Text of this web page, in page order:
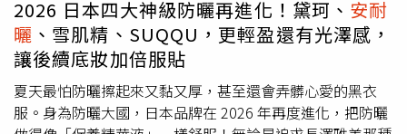
來陪伴無數人成長的《樂一通》角色加入球場。全新
「Looney Tunes × MLB 2026」系列將兔巴哥、達菲鴨等
人氣角色換上球衣，化身MLB明星選手，為經典棒球文化注
入更多趣味與童心。New Era「Looney Tunes × MLB
2026」系列推出多款聯名帽款與服飾，將兔巴哥、達菲鴨
等經典角色融入MLB球隊設計。（圖／品牌提供）系列涵蓋
素肌感，01與10色號更是熱門選擇，日常不化妝也能有好
氣色。黛珂 極效光無痕素顏霜 SPF50+/PA++++ 30ml /
1,150元（圖／品牌提供）同系列「極效光無痕防禦乳」則
分為清爽型、抗汗防水型與美白型三種劑型，從日常通勤到
戶外活動都能對應，質地清爽不黏膩，很適合台灣氣候。黛
2026 日本四大神級防曬再進化！黛珂、 安耐
曬 、雪肌精、SUQQU，更輕盈還有光澤感，
讓後續底妝加倍服貼
夏天最怕防曬擦起來又黏又厚，甚至還會弄髒心愛的黑衣
服。身為防曬大國，日本品牌在 2026 年再度進化，把防曬